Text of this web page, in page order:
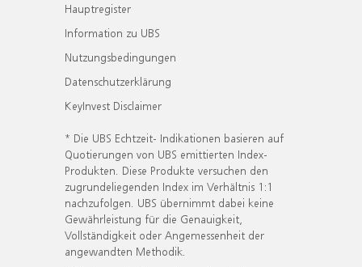
Hauptregister
Information zu UBS
Nutzungsbedingungen
Datenschutzerklärung
KeyInvest Disclaimer
* Die UBS Echtzeit- Indikationen basieren auf
Quotierungen von UBS emittierten Index-
Produkten. Diese Produkte versuchen den
zugrundeliegenden Index im Verhältnis 1:1
nachzufolgen. UBS übernimmt dabei keine
Gewährleistung für die Genauigkeit,
Vollständigkeit oder Angemessenheit der
angewandten Methodik.